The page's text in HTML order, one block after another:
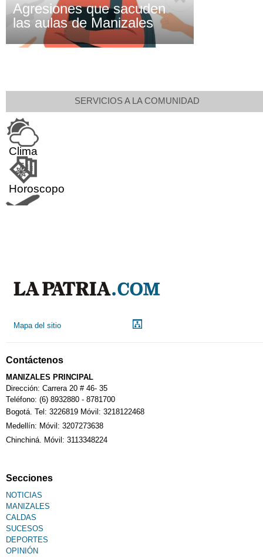
Agresiones que sacuden
las aulas de Manizales
SERVICIOS A LA COMUNIDAD
Clima
Horoscopo
Calendario Tributario
Sudoku
Mapa del sitio
Contáctenos
MANIZALES PRINCIPAL
Dirección: Carrera 20 # 46- 35
Teléfono: (6) 8932880 - 8781700
Bogotá. Tel: 3226819 Móvil: 3218122468
Medellín: Móvil: 3207273638
Chinchiná. Móvil: 3113348224
Secciones
NOTICIAS
MANIZALES
CALDAS
SUCESOS
DEPORTES
OPINIÓN